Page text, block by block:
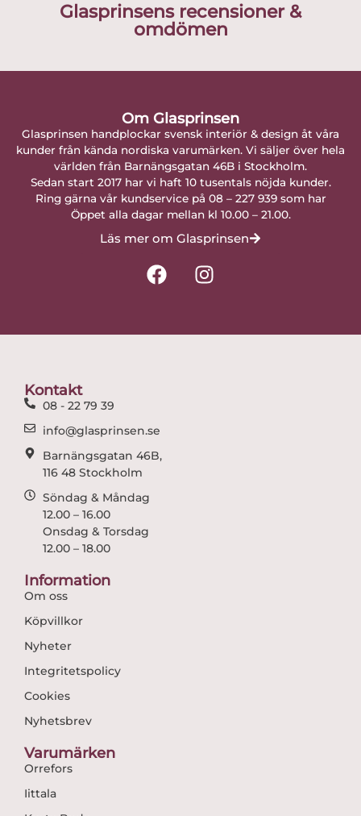
Glasprinsens recensioner &
omdömen
Om Glasprinsen
Glasprinsen handplockar svensk interiör & design åt våra
kunder från kända nordiska varumärken. Vi säljer över hela
världen från Barnängsgatan 46B i Stockholm.
Sedan start 2017 har vi haft 10 tusentals nöjda kunder.
Ring gärna vår kundservice på 08 – 227 939 som har
Öppet alla dagar mellan kl 10.00 – 21.00.
Läs mer om Glasprinsen
F
a
I
n
Kontakt
08 - 22 79 39
info@glasprinsen.se
Barnängsgatan 46B,
116 48 Stockholm
Söndag & Måndag
12.00 – 16.00
Onsdag & Torsdag
12.00 – 18.00
Information
Om oss
Köpvillkor
Nyheter
Integritetspolicy
Cookies
Nyhetsbrev
Varumärken
Orrefors
Iittala